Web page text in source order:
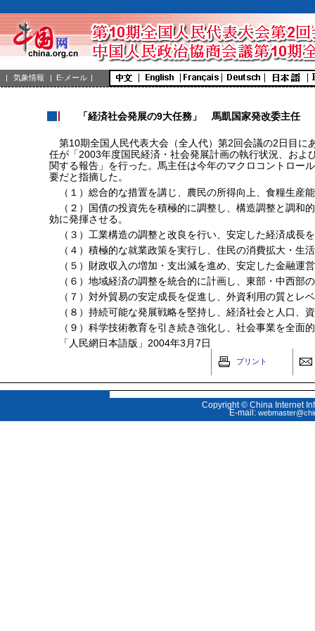
| 気象情報 | E-メール |
「経済社会発展の9大任務」 馬凱国家発改委主任
第10期全国人民代表大会（全人代）第2回会議の2日目に
任が「2003年度国民経済・社会発展計画の執行状況、およ
関する報告」を行った。馬主任は今年のマクロコントロー
要だと指摘した。
（１）総合的な措置を講じ、農民の所得向上、食糧生産
（２）国債の投資先を積極的に調整し、構造調整と調和
効に発揮させる。
（３）工業構造の調整と改良を行い、安定した経済成長
（４）積極的な就業政策を実行し、住民の消費拡大・生
（５）財政収入の増加・支出減を進め、安定した金融運
（６）地域経済の調整を統合的に計画し、東部・中西部
（７）対外貿易の安定成長を促進し、外資利用の質とレ
（８）持続可能な発展戦略を堅持し、経済社会と人口、
（９）科学技術教育を引き続き強化し、社会事業を全面
「人民網日本語版」2004年3月7日
プリント
Copyright © China Internet
E-mail: